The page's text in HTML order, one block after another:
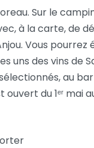
Sur le
à la carte, de
Vous pourrez
uns des vins de
au
du 1ᵉʳ mai